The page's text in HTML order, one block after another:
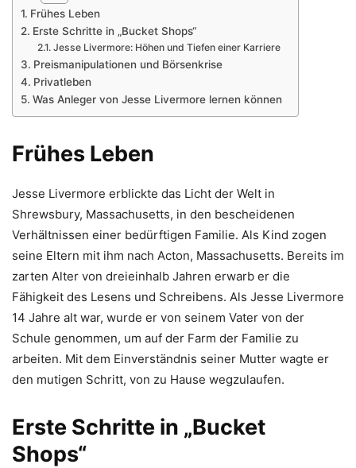
Frühes Leben
Erste Schritte in „Bucket Shops“
Jesse Livermore: Höhen und Tiefen einer Karriere
Preismanipulationen und Börsenkrise
Privatleben
Was Anleger von Jesse Livermore lernen können
Frühes Leben
Jesse Livermore erblickte das Licht der Welt in
Shrewsbury, Massachusetts, in den bescheidenen
Verhältnissen einer bedürftigen Familie. Als Kind zogen
seine Eltern mit ihm nach Acton, Massachusetts. Bereits im
zarten Alter von dreieinhalb Jahren erwarb er die
Fähigkeit des Lesens und Schreibens. Als Jesse Livermore
14 Jahre alt war, wurde er von seinem Vater von der
Schule genommen, um auf der Farm der Familie zu
arbeiten. Mit dem Einverständnis seiner Mutter wagte er
den mutigen Schritt, von zu Hause wegzulaufen.
Erste Schritte in „Bucket
Shops“